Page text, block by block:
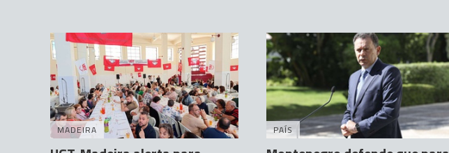
MADEIRA PAÍS